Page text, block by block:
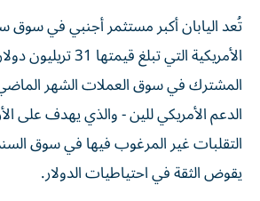
تُعد اليابان أكبر مستثمر أجنبي في سوق
الأمريكية التي تبلغ
المشترك في سوق العملات الشهر
الدعم الأمريكي للين - والذي يهدف على
التقلبات غير المرغوب فيها في سوق
يقوض الثقة في احتياطيات الدولار.